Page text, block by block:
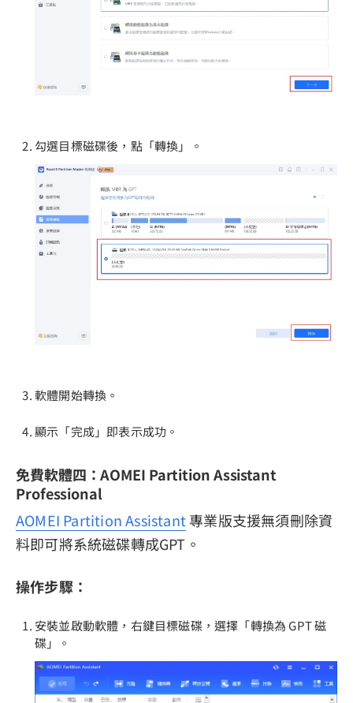
勾選目標磁碟後，點「轉換」。
軟體開始轉換。
顯示「完成」即表示成功。
免費軟體四：AOMEI Partition Assistant
Professional
AOMEI Partition Assistant專業版支援無須刪除資
料即可將系統磁碟轉成GPT。
操作步驟：
安裝並啟動軟體，右鍵目標磁碟，選擇「轉換為 GPT 磁
碟」。